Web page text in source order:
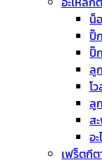
น็
ปิ๊
ปิ๊
ลู
โ
ลู
ส
อ
เฟร็ตกีต